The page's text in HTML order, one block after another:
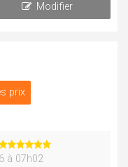
Modifier
prix
à 07h02